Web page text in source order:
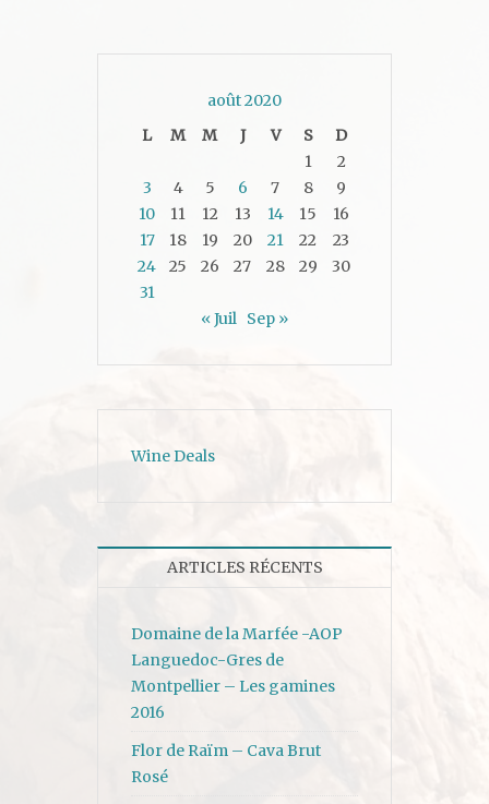
août 2020
L
M M J V S
D
1
2
3
4 5 6 7 8
9
10
11 12 13 14 15
16
17
18 19 20 21 22
23
24
25 26 27 28 29
30
31
« Juil Sep »
Wine Deals
ARTICLES RÉCENTS
Domaine de la Marfée -AOP
Languedoc-Gres de
Montpellier – Les gamines
2016
Flor de Raïm – Cava Brut
Rosé